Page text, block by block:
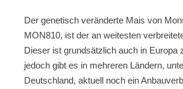
Der genetisch veränderte Mais von
MON810, ist der an weitesten
Dieser ist grundsätzlich auch in Europa
jedoch gibt es in mehreren Ländern,
Deutschland, aktuell noch ein